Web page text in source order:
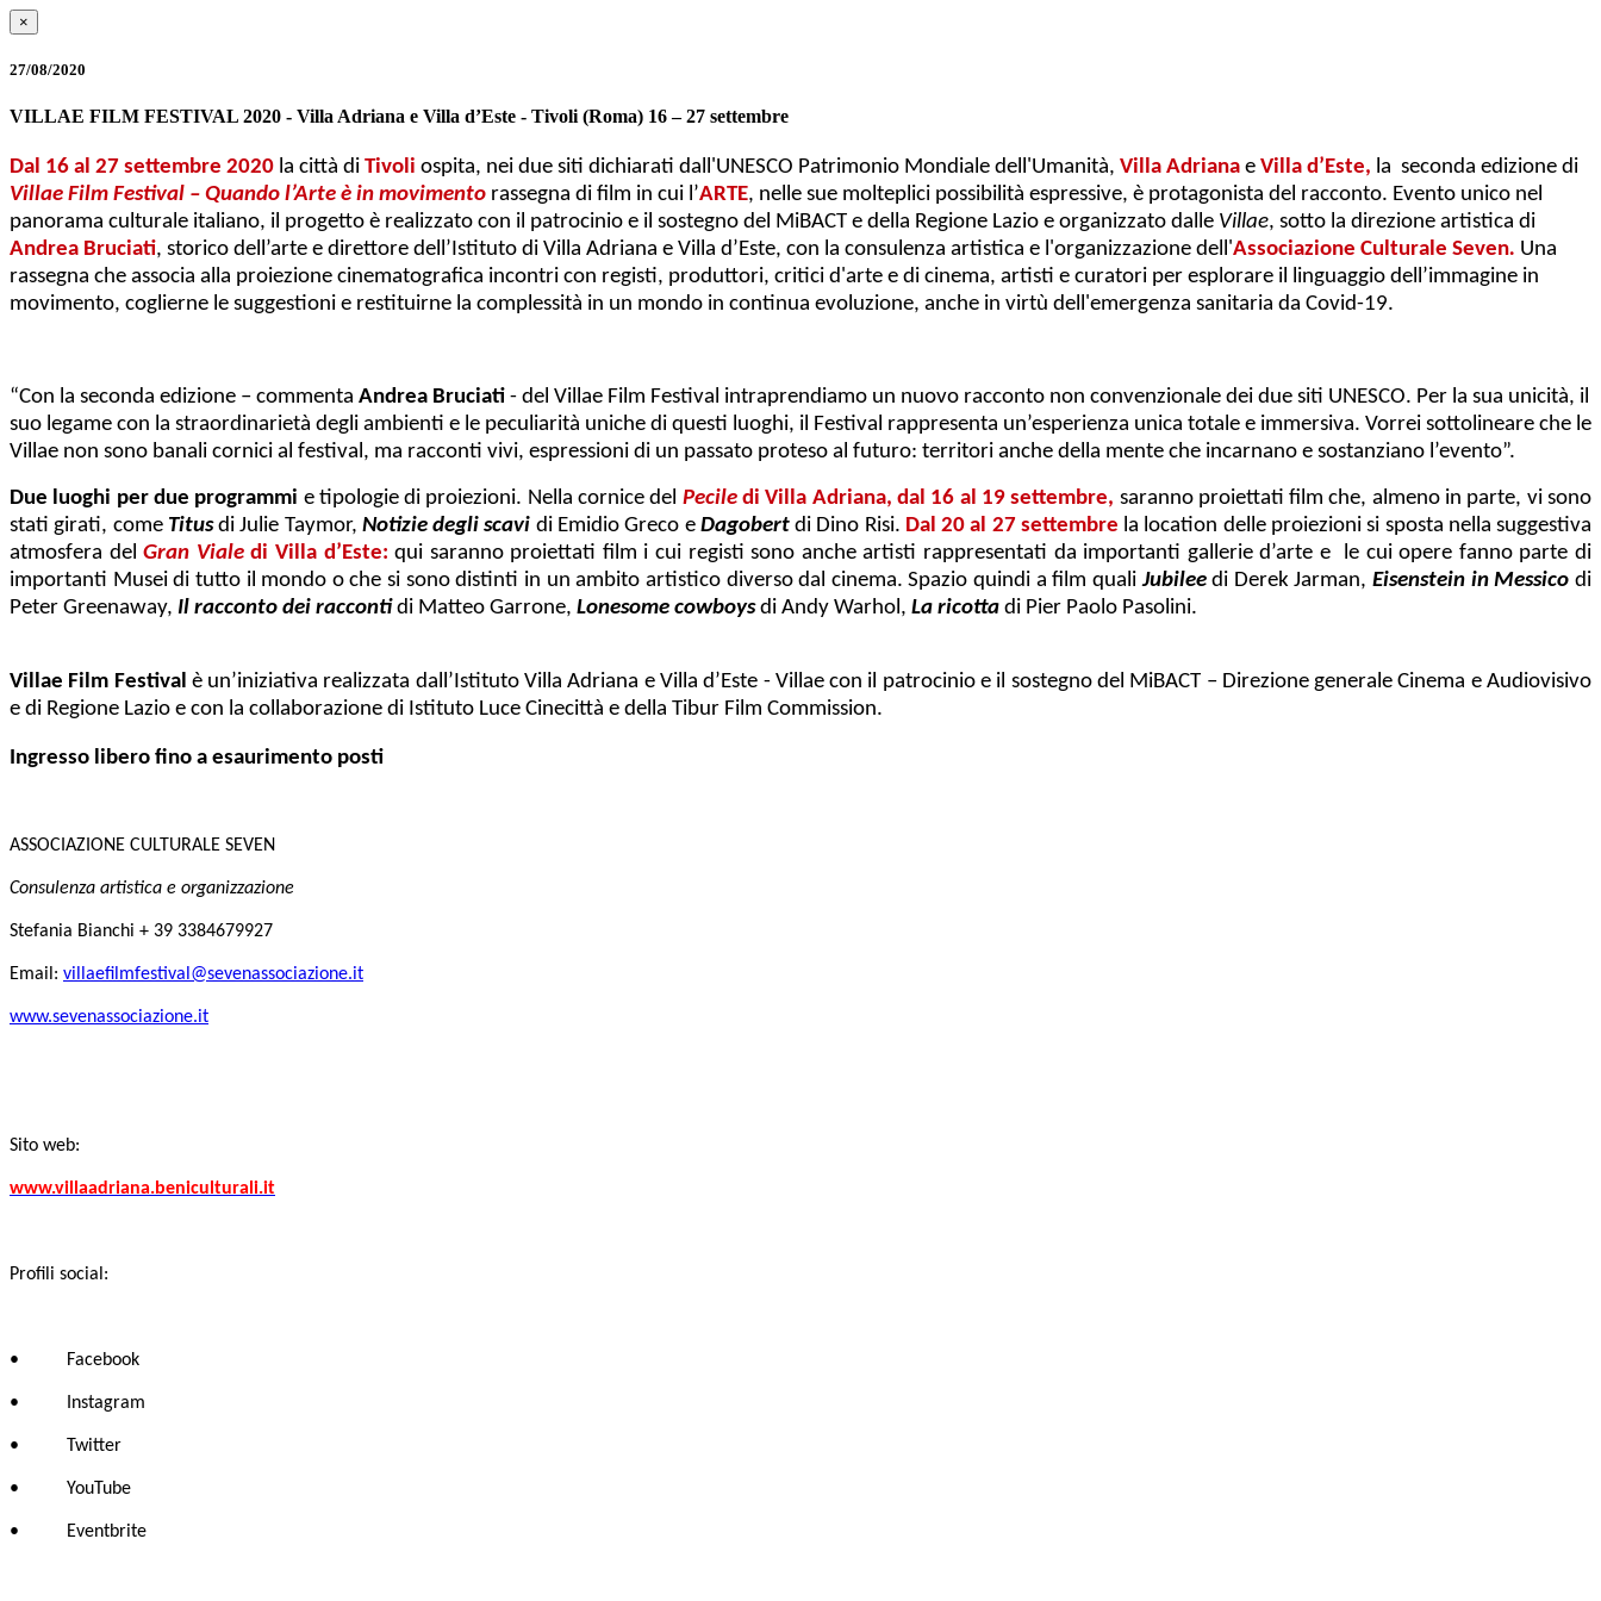
×
27/08/2020
VILLAE FILM FESTIVAL 2020 - Villa Adriana e Villa d’Este - Tivoli (Roma) 16 – 27 settembre
Dal 16 al 27 settembre 2020 la città di Tivoli ospita, nei due siti dichiarati dall'UNESCO Patrimonio Mondiale dell'Umanità, Villa Adriana e Villa d’Este, la seconda edizione di
Villae Film Festival – Quando l’Arte è in movimento rassegna di film in cui l’ARTE, nelle sue molteplici possibilità espressive, è protagonista del racconto. Evento unico nel
panorama culturale italiano, il progetto è realizzato con il patrocinio e il sostegno del MiBACT e della Regione Lazio e organizzato dalle Villae, sotto la direzione artistica di
Andrea Bruciati, storico dell’arte e direttore dell’Istituto di Villa Adriana e Villa d’Este, con la consulenza artistica e l'organizzazione dell'Associazione Culturale Seven. Una
rassegna che associa alla proiezione cinematografica incontri con registi, produttori, critici d'arte e di cinema, artisti e curatori per esplorare il linguaggio dell’immagine in
movimento, coglierne le suggestioni e restituirne la complessità in un mondo in continua evoluzione, anche in virtù dell'emergenza sanitaria da Covid-19.
“Con la seconda edizione – commenta Andrea Bruciati - del Villae Film Festival intraprendiamo un nuovo racconto non convenzionale dei due siti UNESCO. Per la sua unicità, il
suo legame con la straordinarietà degli ambienti e le peculiarità uniche di questi luoghi, il Festival rappresenta un’esperienza unica totale e immersiva. Vorrei sottolineare che le
Villae non sono banali cornici al festival, ma racconti vivi, espressioni di un passato proteso al futuro: territori anche della mente che incarnano e sostanziano l’evento”.​
Due luoghi per due programmi e tipologie di proiezioni. Nella cornice del Peciledi Villa Adriana, dal 16 al 19 settembre, saranno proiettati film che, almeno in parte, vi sono
stati girati, come Titusdi Julie Taymor, Notizie degli scavi di Emidio Greco e Dagobertdi Dino Risi. Dal 20 al 27 settembre la location delle proiezioni si sposta nella suggestiva
atmosfera delGran Vialedi Villa d’Este: qui saranno proiettati film i cui registi sono anche artisti rappresentati da importanti gallerie d’arte e le cui opere fanno parte di
importanti Musei di tutto il mondo o che si sono distinti in un ambito artistico diverso dal cinema. Spazio quindi a film quali Jubileedi Derek Jarman,Eisenstein in Messico di
Peter Greenaway, Il racconto dei raccontidi Matteo Garrone, Lonesome cowboysdi Andy Warhol, La ricotta di Pier Paolo Pasolini.
Villae Film Festival è un’iniziativa realizzata dall’Istituto Villa Adriana e Villa d’Este - Villae con il patrocinio e il sostegno del MiBACT – Direzione generale Cinema e Audiovisivo
e di Regione Lazio e con la collaborazione di Istituto Luce Cinecittà e della Tibur Film Commission.
Ingresso libero fino a esaurimento posti
ASSOCIAZIONE CULTURALE SEVEN
Consulenza artistica e organizzazione
Stefania Bianchi + 39 3384679927
Email: villaefilmfestival@sevenassociazione.it
www.sevenassociazione.it
Sito web:
www.villaadriana.beniculturali.it
Profili social:
• Facebook
• Instagram
• Twitter
• YouTube
• Eventbrite